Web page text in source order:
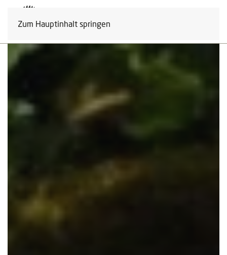
Zum Hauptinhalt springen